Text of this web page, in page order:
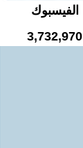
الفيسبوك
3,732,970